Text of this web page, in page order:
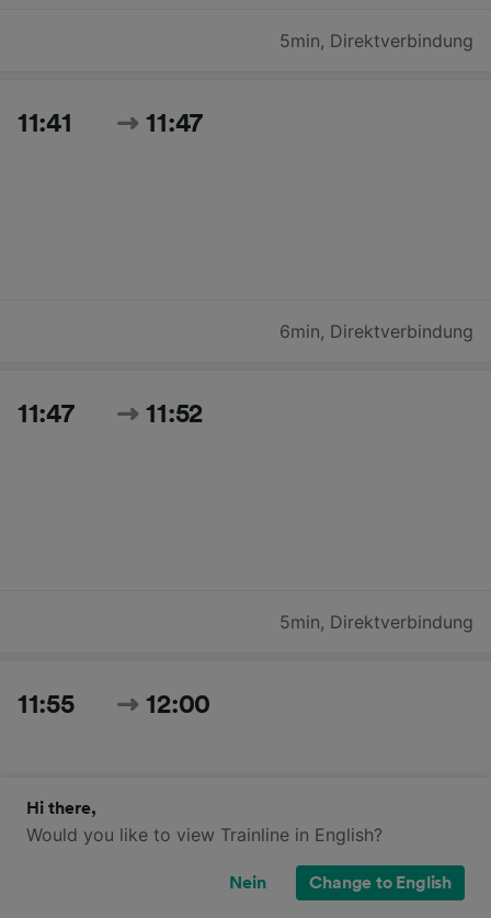
5min, Direktverbindung
11:41 11:47
6min, Direktverbindung
11:47 11:52
5min, Direktverbindung
11:55 12:00
Hi there,
Would you like to view Trainline in English?
Nein Change to English